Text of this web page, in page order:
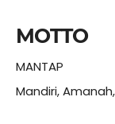
MOTTO
MANTAP
Mandiri,